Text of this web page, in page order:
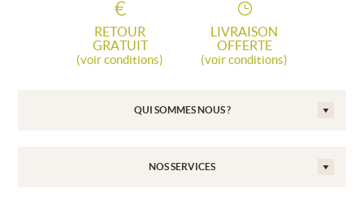
RETOUR
GRATUIT
(voir conditions)
LIVRAISON
OFFERTE
(voir conditions)
QUI SOMMES NOUS ?
NOS SERVICES